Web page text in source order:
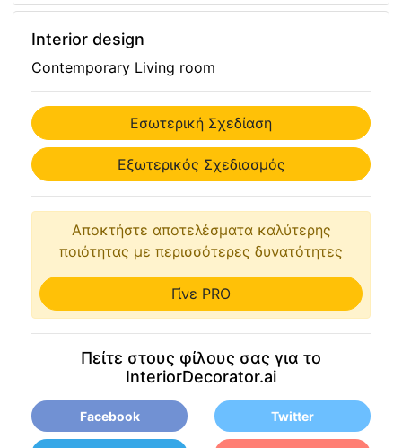
Interior design
Contemporary Living room
Εσωτερική Σχεδίαση
Εξωτερικός Σχεδιασμός
Αποκτήστε αποτελέσματα καλύτερης
ποιότητας με περισσότερες δυνατότητες
Γίνε PRO
Πείτε στους φίλους σας για το
InteriorDecorator.ai
Facebook Twitter